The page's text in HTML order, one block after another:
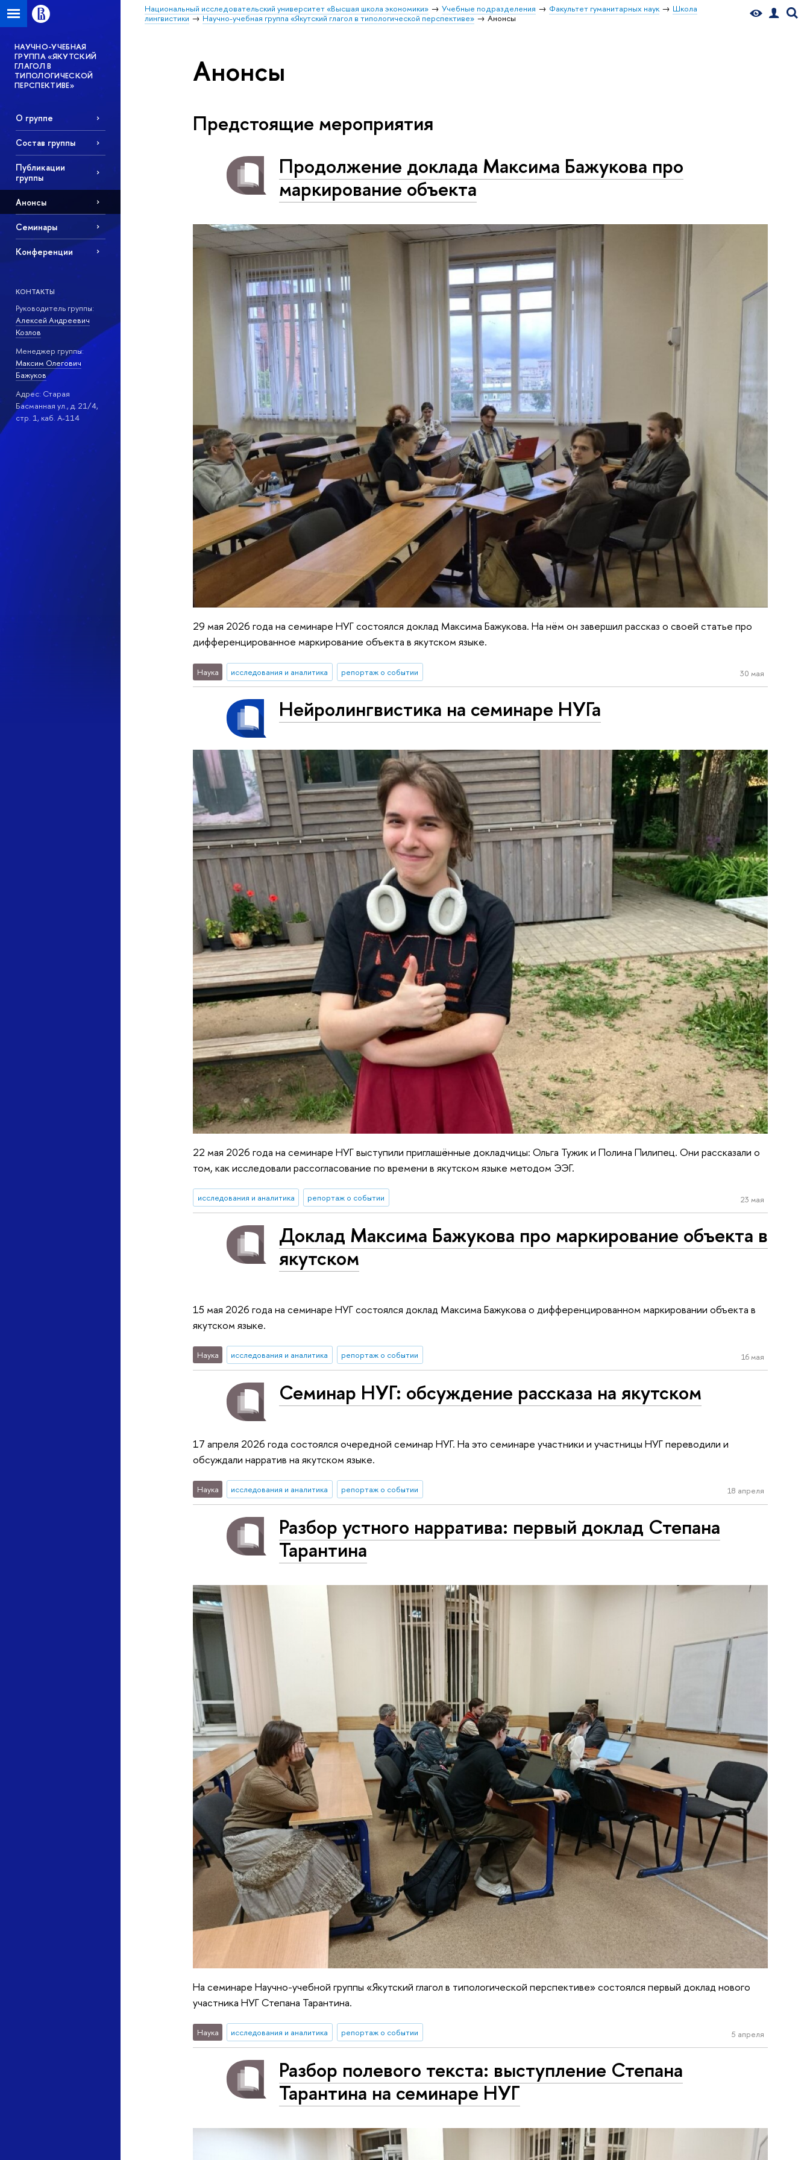
Национальный исследовательский университет «Высшая школа экономики» Учебные подразделения Факультет гуманитарных наук
Школа
лингвистики
Научно-учебная группа «Якутский глагол в типологической перспективе» Анонсы
НАУЧНО-УЧЕБНАЯ
ГРУППА «ЯКУТСКИЙ
ГЛАГОЛ В
ТИПОЛОГИЧЕСКОЙ
ПЕРСПЕКТИВЕ»
О группе
Состав группы
Публикации
группы
Анонсы
Семинары
Конференции
КОНТАКТЫ
Руководитель группы:
Алексей Андреевич
Козлов
Менеджер группы:
Максим Олегович
Бажуков
Адрес: Старая
Басманная ул., д. 21/4,
стр. 1, каб. А-114
Анонсы
Предстоящие мероприятия
Продолжение доклада Максима Бажукова про
маркирование объекта
29 мая 2026 года на семинаре НУГ состоялся доклад Максима Бажукова. На нём он завершил рассказ о своей статье про
дифференцированное маркирование объекта в якутском языке.
Наука исследования и аналитика репортаж о событии 30 мая
Нейролингвистика на семинаре НУГа
22 мая 2026 года на семинаре НУГ выступили приглашённые докладчицы: Ольга Тужик и Полина Пилипец. Они рассказали о
том, как исследовали рассогласование по времени в якутском языке методом ЭЭГ.
исследования и аналитика репортаж о событии 23 мая
Доклад Максима Бажукова про маркирование объекта в
якутском
15 мая 2026 года на семинаре НУГ состоялся доклад Максима Бажукова о дифференцированном маркировании объекта в
якутском языке.
Наука исследования и аналитика репортаж о событии 16 мая
Семинар НУГ: обсуждение рассказа на якутском
17 апреля 2026 года состоялся очередной семинар НУГ. На это семинаре участники и участницы НУГ переводили и
обсуждали нарратив на якутском языке.
Наука исследования и аналитика репортаж о событии 18 апреля
Разбор устного нарратива: первый доклад Степана
Тарантина
На семинаре Научно-учебной группы «Якутский глагол в типологической перспективе» состоялся первый доклад нового
участника НУГ Степана Тарантина.
Наука исследования и аналитика репортаж о событии 5 апреля
Разбор полевого текста: выступление Степана
Тарантина на семинаре НУГ